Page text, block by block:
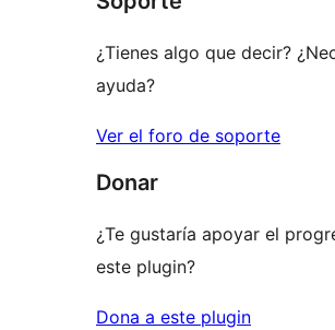
¿Tienes algo que decir?
ayuda?
Ver el foro de soporte
Donar
¿Te gustaría apoyar el
este plugin?
Dona a este plugin